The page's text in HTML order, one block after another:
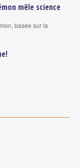
mêle science
basée sur la